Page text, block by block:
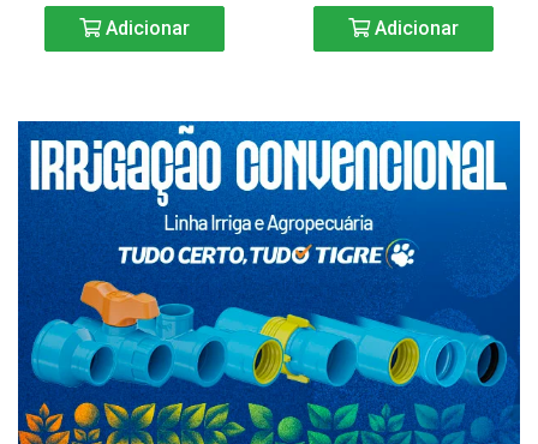
Adicionar Adicionar